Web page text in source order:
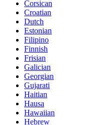
Corsican
Croatian
Dutch
Estonian
Filipino
Finnish
Frisian
Galician
Georgian
Gujarati
Haitian
Hausa
Hawaiian
Hebrew